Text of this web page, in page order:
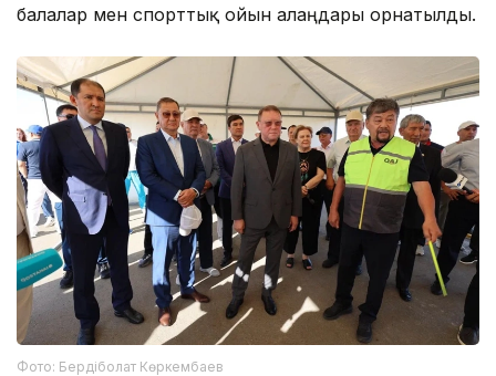
балалар мен спорттық ойын алаңдары орнатылды.
Фото: Бердіболат Көркембаев